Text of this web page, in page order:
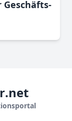
Geschäfts­
.net